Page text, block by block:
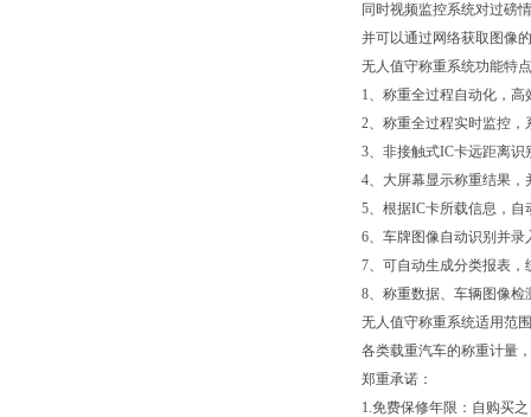
同时视频监控系统对过磅
并可以通过网络获取图像
无人值守称重系统功能特点
1、称重全过程自动化，
2、称重全过程实时监控
3、非接触式IC卡远距离
4、大屏幕显示称重结果，
5、根据IC卡所载信息，自
6、车牌图像自动识别并
7、可自动生成分类报表
8、称重数据、车辆图像
无人值守称重系统适用范围
各类载重汽车的称重计量
郑重承诺：
1.免费保修年限：自购买